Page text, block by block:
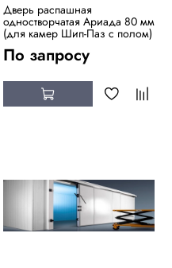
Дверь распашная
одностворчатая Ариада 80 мм
(для камер Шип-Паз с полом)
По запросу